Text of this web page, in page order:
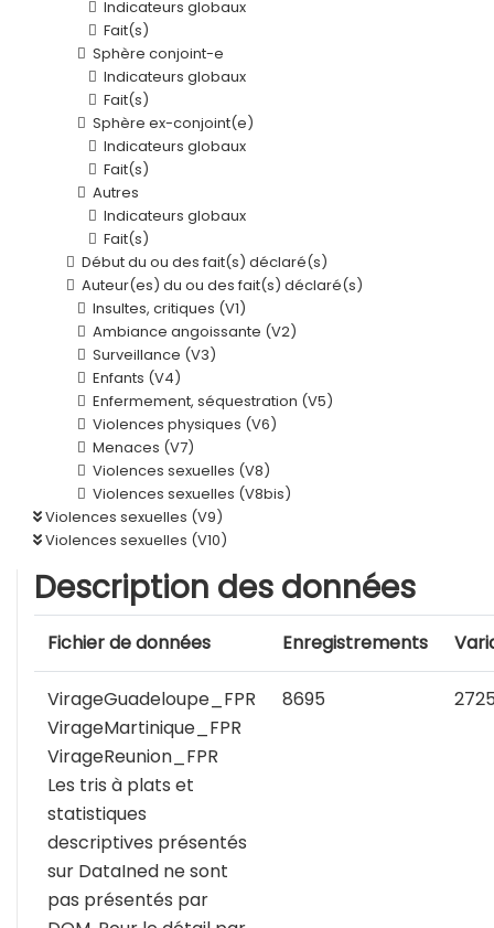
Indicateurs globaux
Fait(s)
Sphère conjoint-e
Indicateurs globaux
Fait(s)
Sphère ex-conjoint(e)
Indicateurs globaux
Fait(s)
Autres
Indicateurs globaux
Fait(s)
Début du ou des fait(s) déclaré(s)
Auteur(es) du ou des fait(s) déclaré(s)
Insultes, critiques (V1)
Ambiance angoissante (V2)
Surveillance (V3)
Enfants (V4)
Enfermement, séquestration (V5)
Violences physiques (V6)
Menaces (V7)
Violences sexuelles (V8)
Violences sexuelles (V8bis)
Violences sexuelles (V9)
Violences sexuelles (V10)
Description des données
Fichier de données Enregistrements
VirageGuadeloupe_FPR
VirageMartinique_FPR
VirageReunion_FPR
Les tris à plats et
statistiques
descriptives présentés
sur DataIned ne sont
pas présentés par
8695